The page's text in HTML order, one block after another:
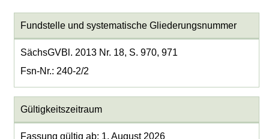
Fundstelle und systematische Gliederungsnummer
SächsGVBl. 2013 Nr. 18, S. 970, 971
Fsn-Nr.: 240-2/2
Gültigkeitszeitraum
Fassung gültig ab: 1. August 2026